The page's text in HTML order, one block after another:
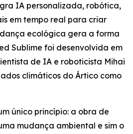
IA personalizada, robótica,
em tempo real para criar
ecológica gera a forma
Sublime foi desenvolvida em
de IA e roboticista Mihai
climáticos do Ártico como
único princípio: a obra de
mudança ambiental e sim o